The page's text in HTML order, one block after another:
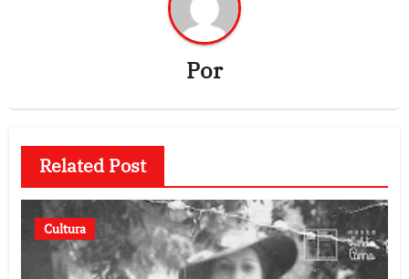
Por
Related Post
Cultura